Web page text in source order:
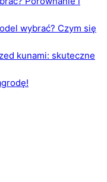
wybrać? Czym się
kunami: skuteczne